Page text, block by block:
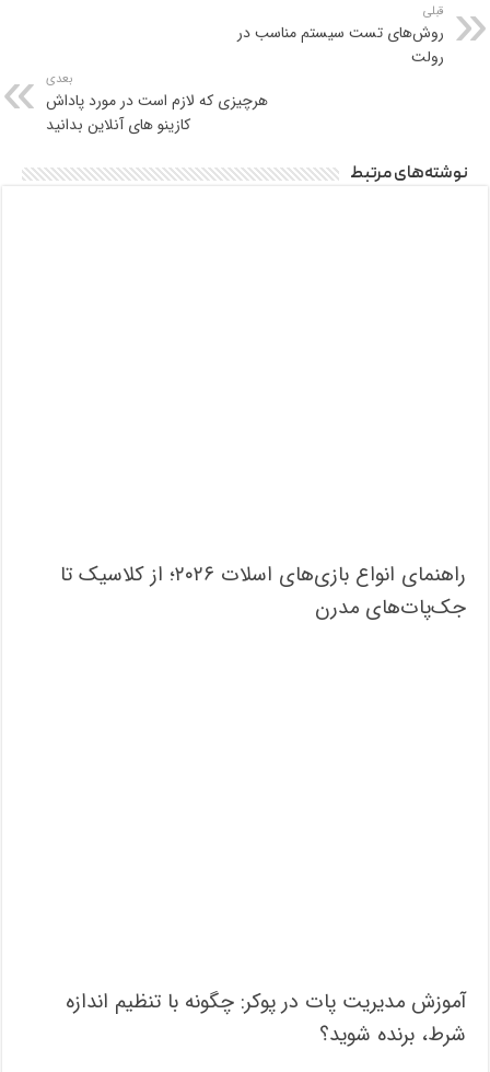
قبلی
روش‌های تست سیستم مناسب در
رولت
بعدی
هرچیزی که لازم است در مورد پاداش
کازینو های آنلاین بدانید
نوشته‌های مرتبط
راهنمای انواع بازی‌های اسلات ۲۰۲۶؛ از کلاسیک تا
جک‌پات‌های مدرن
آموزش مدیریت پات در پوکر: چگونه با تنظیم اندازه
شرط، برنده شوید؟